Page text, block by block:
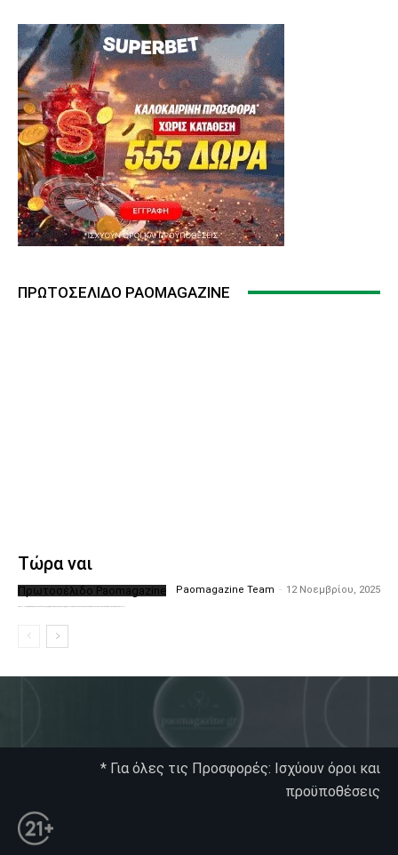
ΠΡΩΤΟΣΈΛΙΔΟ PAOMAGAZINE
Τώρα ναι
Πρωτοσέλιδο Paomagazine Paomagazine Team - 12 Νοεμβρίου, 2025
* Για όλες τις Προσφορές: Ισχύουν όροι και
προϋποθέσεις